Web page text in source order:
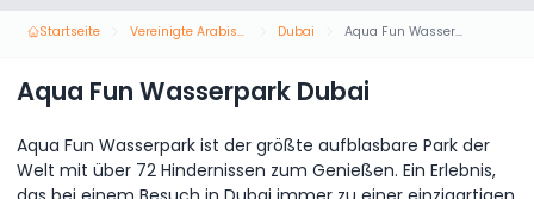
Startseite Vereinigte Arabische Emirate Dubai Aqua Fun Wasserpark Dubai
Aqua Fun Wasserpark Dubai
Aqua Fun Wasserpark ist der größte aufblasbare Park der
Welt mit über 72 Hindernissen zum Genießen. Ein Erlebnis,